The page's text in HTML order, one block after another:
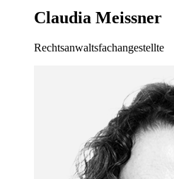
Claudia Meissner
Rechtsanwaltsfachangestellte